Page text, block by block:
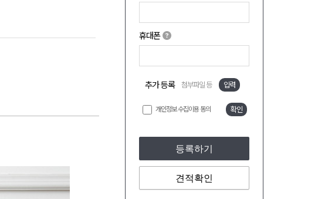
휴대폰
추가 등록 첨부파일 등 입력
개인정보 수집이용 동의 확인
등록하기
견적확인